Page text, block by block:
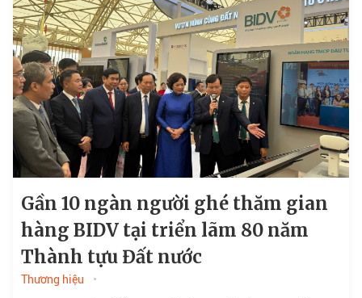
Gần 10 ngàn người ghé thăm gian
hàng BIDV tại triển lãm 80 năm
Thành tựu Đất nước
Thương hiệu